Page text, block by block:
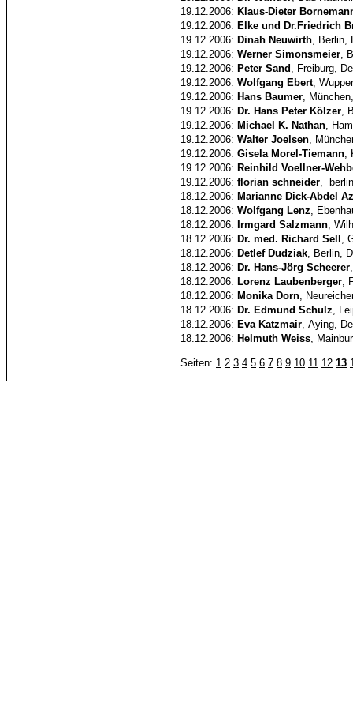
19.12.2006: Klaus-Dieter
19.12.2006: Elke und Dr.Friedrich
19.12.2006: Dinah Neuwirth ,
19.12.2006: Werner Simonsmeier ,
19.12.2006: Peter Sand
, Freiburg,
19.12.2006: Wolfgang Ebert,
19.12.2006: Hans Baumer ,
19.12.2006: Dr. Hans Peter Kölzer ,
19.12.2006: Michael K. Nathan ,
19.12.2006: Walter Joelsen ,
19.12.2006: Gisela Morel-Tiemann
19.12.2006: Reinhild Voellner-
19.12.2006: florian schneider ,
18.12.2006: Marianne Dick-Abdel
18.12.2006: Wolfgang Lenz ,
18.12.2006: Irmgard Salzmann ,
18.12.2006: Dr. med. Richard Sell
,
18.12.2006: Detlef Dudziak , Berlin,
18.12.2006: Dr. Hans-Jörg Scheerer
18.12.2006: Lorenz Laubenberger ,
18.12.2006: Monika Dorn ,
18.12.2006: Dr. Edmund Schulz ,
18.12.2006: Eva Katzmair , Aying,
18.12.2006: Helmuth Weiss ,
Seiten: 1 2 3 4 5 6 7 8 9 10 11 12 13